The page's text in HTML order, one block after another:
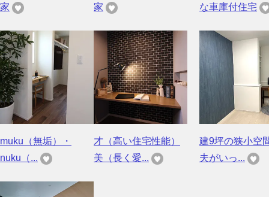
家
家
な車庫付住宅
muku（無垢）・
nuku（...
才（高い住宅性能）
美（長く愛...
建9坪の狭小空
夫がいっ...